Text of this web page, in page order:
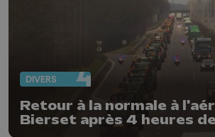
DIVERS
Retour à la normale à
Bierset après 4 heures